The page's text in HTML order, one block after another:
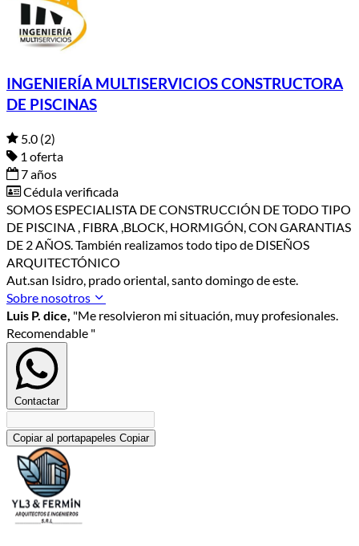
INGENIERÍA MULTISERVICIOS CONSTRUCTORA
DE PISCINAS
5.0 (2)
1 oferta
7 años
Cédula verificada
SOMOS ESPECIALISTA DE CONSTRUCCIÓN DE TODO TIPO
DE PISCINA , FIBRA ,BLOCK, HORMIGÓN, CON GARANTIAS
DE 2 AÑOS. También realizamos todo tipo de DISEÑOS
ARQUITECTÓNICO
Aut.san Isidro, prado oriental, santo domingo de este.
Sobre nosotros
Luis P. dice, "Me resolvieron mi situación, muy profesionales.
Recomendable "
Contactar
Copiar al portapapeles Copiar